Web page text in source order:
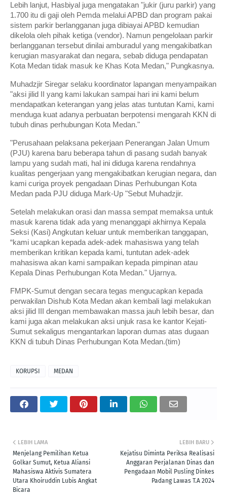
Lebih lanjut, Hasbiyal juga mengatakan "jukir (juru parkir) yang
1.700 itu di gaji oleh Pemda melalui APBD dan program pakai
sistem parkir berlangganan juga dibiayai APBD kemudian
dikelola oleh pihak ketiga (vendor). Namun pengelolaan parkir
berlangganan tersebut dinilai amburadul yang mengakibatkan
kerugian masyarakat dan negara, sebab diduga pendapatan
Kota Medan tidak masuk ke Khas Kota Medan," Pungkasnya.
Muhadzjir Siregar selaku koordinator lapangan menyampaikan
"aksi jilid II yang kami lakukan sampai hari ini kami belum
mendapatkan keterangan yang jelas atas tuntutan Kami, kami
menduga kuat adanya perbuatan berpotensi mengarah KKN di
tubuh dinas perhubungan Kota Medan."
"Perusahaan pelaksana pekerjaan Penerangan Jalan Umum
(PJU) karena baru beberapa tahun di pasang sudah banyak
lampu yang sudah mati, hal ini diduga karena rendahnya
kualitas pengerjaan yang mengakibatkan kerugian negara, dan
kami curiga proyek pengadaan Dinas Perhubungan Kota
Medan pada PJU diduga Mark-Up "Sebut Muhadzjir.
Setelah melakukan orasi dan massa sempat memaksa untuk
masuk karena tidak ada yang menanggapi akhirnya Kepala
Seksi (Kasi) Angkutan keluar untuk memberikan tanggapan,
“kami ucapkan kepada adek-adek mahasiswa yang telah
memberikan kritikan kepada kami, tuntutan adek-adek
mahasiswa akan kami sampaikan kepada pimpinan atau
Kepala Dinas Perhubungan Kota Medan." Ujarnya.
FMPK-Sumut dengan secara tegas mengucapkan kepada
perwakilan Dishub Kota Medan akan kembali lagi melakukan
aksi jilid III dengan membawakan massa jauh lebih besar, dan
kami juga akan melakukan aksi unjuk rasa ke kantor Kejati-
Sumut sekaligus mengantarkan laporan dumas atas dugaan
KKN di tubuh Dinas Perhubungan Kota Medan.(tim)
KORUPSI MEDAN
LEBIH BARU
Kejatisu Diminta Periksa Realisasi
Anggaran Perjalanan Dinas dan
Pengadaan Mobil Pusling Dinkes
Padang Lawas T.A 2024
LEBIH LAMA
Menjelang Pemilihan Ketua
Golkar Sumut, Ketua Aliansi
Mahasiswa Aktivis Sumatera
Utara Khoiruddin Lubis Angkat
Bicara